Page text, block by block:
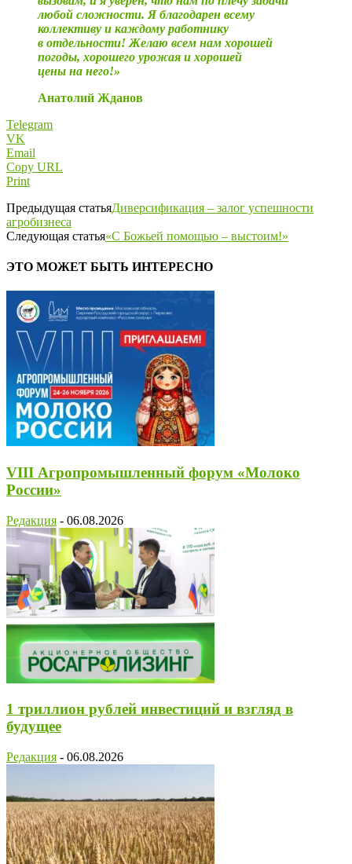
любой сложности. Я благодарен всему
коллективу и каждому работнику
в отдельности! Желаю всем нам хорошей
погоды, хорошего урожая и хорошей
цены на него!»
Анатолий Жданов
Telegram
VK
Email
Copy URL
Print
Предыдущая статьяДиверсификация – ​залог успешности
агробизнеса
Следующая статья«С Божьей помощью – ​выстоим!»
ЭТО МОЖЕТ БЫТЬ ИНТЕРЕСНО
VIII Агропромышленный форум «Молоко
России»
Редакция - 06.08.2026
1 триллион рублей инвестиций и взгляд в
будущее
Редакция - 06.08.2026